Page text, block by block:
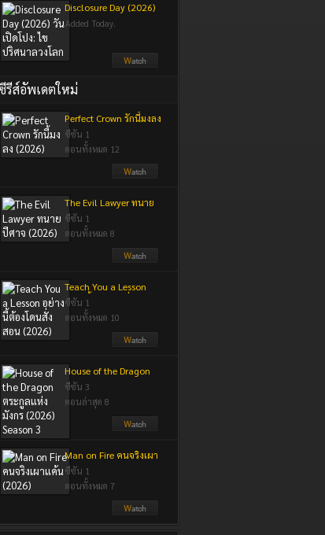
Disclosure Day (2026)
วันเปิดโปง: ไขปริศนา
Added Today.
รีส์อัพเดตใหม่
Perfect Crown รักนี้มงลง
(2026)
ซีซัน 1
ตอนทั้งหมด 12
The Evil Lawyer ทนาย
ปีศาจ (2026)
ซีซัน 1
ตอนทั้งหมด 8
Teach You a Lesson
อย่างนี้ต้องโดนสั่งสอน
(2026)
ซีซัน 1
ตอนทั้งหมด 10
House of the Dragon
ตระกูลแห่งมังกร (2026)
Season 3
ซีซัน 3
ตอนล่าสุด 8
Man on Fire คนจริงเผา
แค้น (2026)
ซีซัน 1
ตอนทั้งหมด 7